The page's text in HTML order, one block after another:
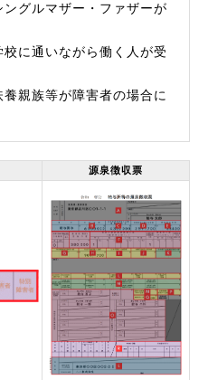
グルマザー・ファザーが
に通いながら働く人が受
養親族等が障害者の場合に
源泉徴収票